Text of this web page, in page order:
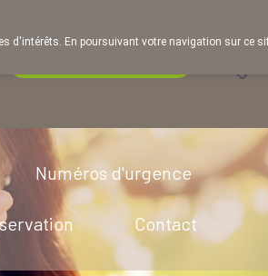
Numéros d'urgence
Contact
d'intérêts. En poursuivant votre navigation sur ce